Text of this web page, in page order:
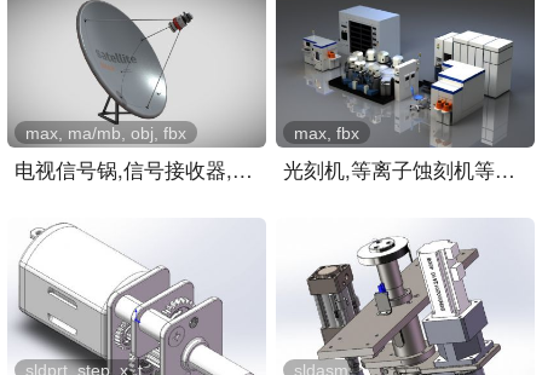
电视信号锅,信号接收器,屋..
max, ma/mb, obj, fbx
光刻机,等离子蚀刻机等芯片..
max, fbx
sldprt, step, x_t sldasm